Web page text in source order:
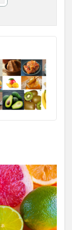
間
推移律
摘果
支援策
政治癒着
文明開化
薬
断食
の飲料
ニズム運動